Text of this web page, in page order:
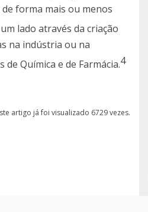
forma mais ou menos
lado através da criação
na indústria ou na
Química e de Farmácia.4
artigo já foi visualizado 6729 vezes.